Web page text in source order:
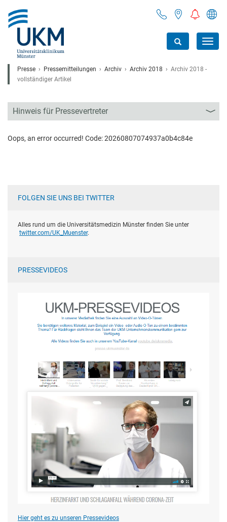
Presse Pressemitteilungen Archiv Archiv 2018
Archiv 2018 -
vollständiger Artikel
Hinweis für Pressevertreter
Oops, an error occurred! Code: 20260807074937a0b4c84e
FOLGEN SIE UNS BEI TWITTER
Alles rund um die Universitätsmedizin Münster finden Sie unter
twitter.com/UK_Muenster.
PRESSEVIDEOS
Hier geht es zu unseren Pressevideos